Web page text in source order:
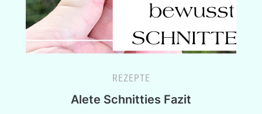
REZEPTE
Alete Schnitties Fazit